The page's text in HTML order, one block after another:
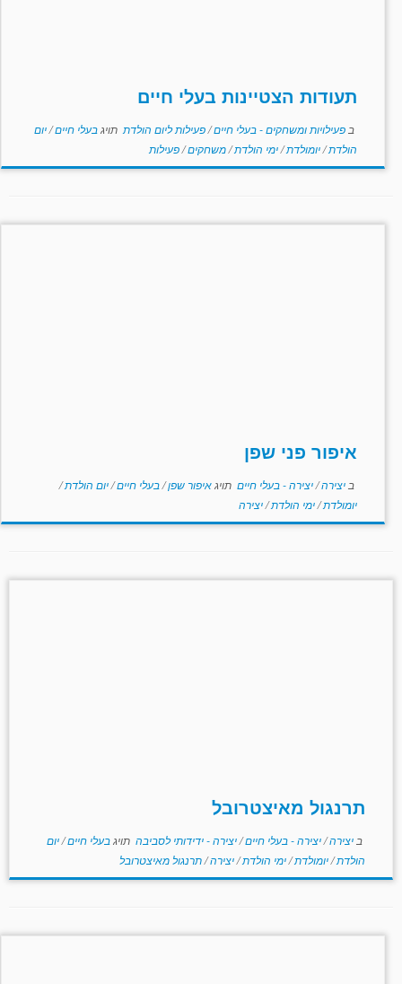
תעודות הצטיינות בעלי חיים
ב פעילויות ומשחקים - בעלי חיים/פעילות ליום הולדת תויגבעלי חיים/יום
הולדת/יומולדת/ימי הולדת/משחקים/פעילות
איפור פני שפן
ב יצירה/יצירה - בעלי חיים תויגאיפור שפן/בעלי חיים/יום הולדת/
יומולדת/ימי הולדת/יצירה
תרנגול מאיצטרובל
ב יצירה/יצירה - בעלי חיים/יצירה - ידידותי לסביבה תויגבעלי חיים/יום
הולדת/יומולדת/ימי הולדת/יצירה/תרנגול מאיצטרובל